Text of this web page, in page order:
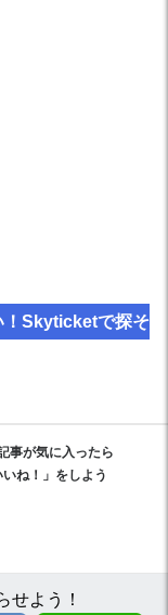
！Skyticketで探そ
事が気に入ったら
いね！」をしよう
せよう！